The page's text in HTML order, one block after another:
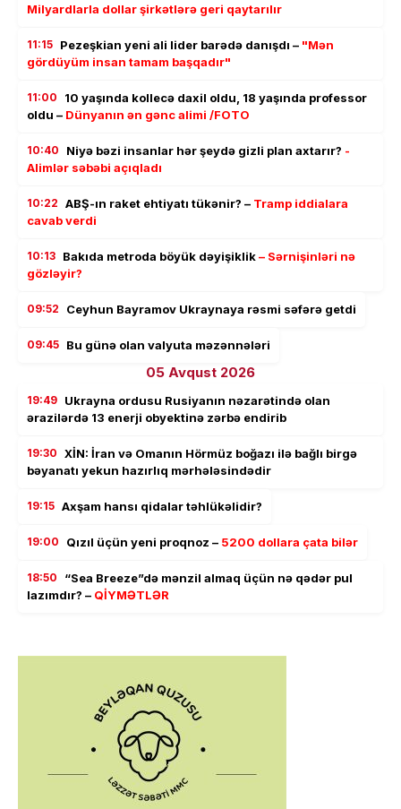
Milyardlarla dollar şirkətlərə geri qaytarılır
11:15 Pezeşkian yeni ali lider barədə danışdı – "Mən
gördüyüm insan tamam başqadır"
11:00
10 yaşında kollecə daxil oldu, 18 yaşında professor
oldu – Dünyanın ən gənc alimi /FOTO
10:40 Niyə bəzi insanlar hər şeydə gizli plan axtarır? -
Alimlər səbəbi açıqladı
10:22 ABŞ-ın raket ehtiyatı tükənir? – Tramp iddialara
cavab verdi
10:13 Bakıda metroda böyük dəyişiklik– Sərnişinləri nə
gözləyir?
09:52 Ceyhun Bayramov Ukraynaya rəsmi səfərə getdi
09:45 Bu günə olan valyuta məzənnələri
05 Avqust 2026
19:49 Ukrayna ordusu Rusiyanın nəzarətində olan
ərazilərdə 13 enerji obyektinə zərbə endirib
19:30 XİN: İran və Omanın Hörmüz boğazı ilə bağlı birgə
bəyanatı yekun hazırlıq mərhələsindədir
19:15 Axşam hansı qidalar təhlükəlidir?
19:00 Qızıl üçün yeni proqnoz – 5200 dollara çata bilər
18:50
“Sea Breeze”də mənzil almaq üçün nə qədər pul
lazımdır? – QİYMƏTLƏR